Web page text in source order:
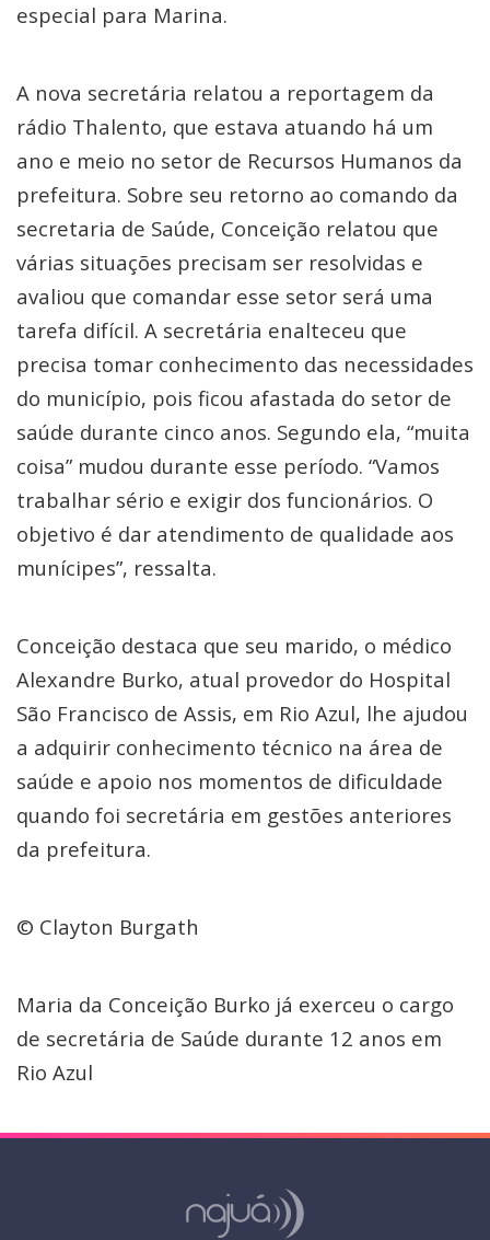
especial para Marina.
A nova secretária relatou a reportagem da
rádio Thalento, que estava atuando há um
ano e meio no setor de Recursos Humanos da
prefeitura. Sobre seu retorno ao comando da
secretaria de Saúde, Conceição relatou que
várias situações precisam ser resolvidas e
avaliou que comandar esse setor será uma
tarefa difícil. A secretária enalteceu que
precisa tomar conhecimento das necessidades
do município, pois ficou afastada do setor de
saúde durante cinco anos. Segundo ela, “muita
coisa” mudou durante esse período. “Vamos
trabalhar sério e exigir dos funcionários. O
objetivo é dar atendimento de qualidade aos
munícipes”, ressalta.
Conceição destaca que seu marido, o médico
Alexandre Burko, atual provedor do Hospital
São Francisco de Assis, em Rio Azul, lhe ajudou
a adquirir conhecimento técnico na área de
saúde e apoio nos momentos de dificuldade
quando foi secretária em gestões anteriores
da prefeitura.
© Clayton Burgath
Maria da Conceição Burko já exerceu o cargo
de secretária de Saúde durante 12 anos em
Rio Azul